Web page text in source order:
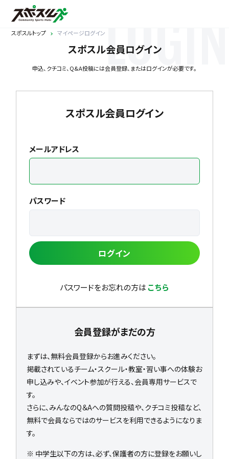
スポスルトップ マイページログイン
スポスル会員ログイン
申込、クチコミ、Q&A投稿には会員登録、またはログインが必要です。
LOGIN
スポスル会員ログイン
メールアドレス
パスワード
ログイン
パスワードをお忘れの方は こちら
会員登録がまだの方
まずは、無料会員登録からお進みください。
掲載されているチーム・スクール・教室・習い事への体験お
申し込みや、イベント参加が行える、会員専用サービスで
す。
さらに、みんなのQ＆Aへの質問投稿や、クチコミ投稿など、
無料で会員ならではのサービスを利用できるようになりま
す。
※ 中学生以下の方は、必ず、保護者の方に登録をお願いし